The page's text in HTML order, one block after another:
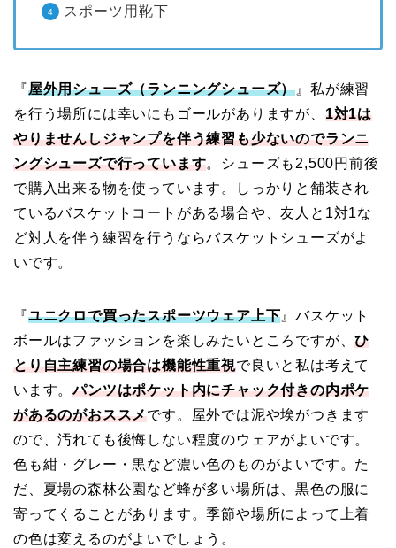
スポーツ用靴下
『屋外用シューズ（ランニングシューズ）』私が練習
を行う場所には幸いにもゴールがありますが、 1対1は
やりませんしジャンプを伴う練習も少ないのでランニ
ングシューズで行っています。シューズも2,500円前後
で購入出来る物を使っています。しっかりと舗装され
ているバスケットコートがある場合や、友人と1対1な
ど対人を伴う練習を行うならバスケットシューズがよ
いです。
『ユニクロで買ったスポーツウェア上下』バスケット
ボールはファッションを楽しみたいところですが、ひ
とり自主練習の場合は機能性重視で良いと私は考えて
います。パンツはポケット内にチャック付きの内ポケ
があるのがおススメです。屋外では泥や埃がつきます
ので、汚れても後悔しない程度のウェアがよいです。
色も紺・グレー・黒など濃い色のものがよいです。た
だ、夏場の森林公園など蜂が多い場所は、黒色の服に
寄ってくることがあります。季節や場所によって上着
の色は変えるのがよいでしょう。